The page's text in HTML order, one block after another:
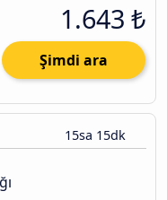
1.643 ₺
Şimdi ara
15sa 15dk